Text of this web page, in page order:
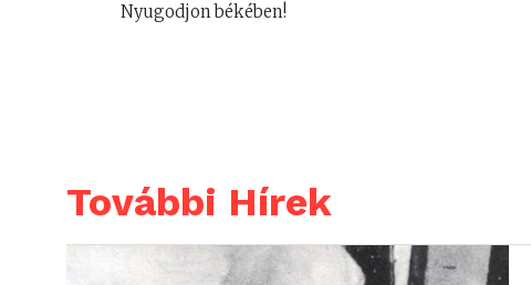
Nyugodjon békében!
További Hírek